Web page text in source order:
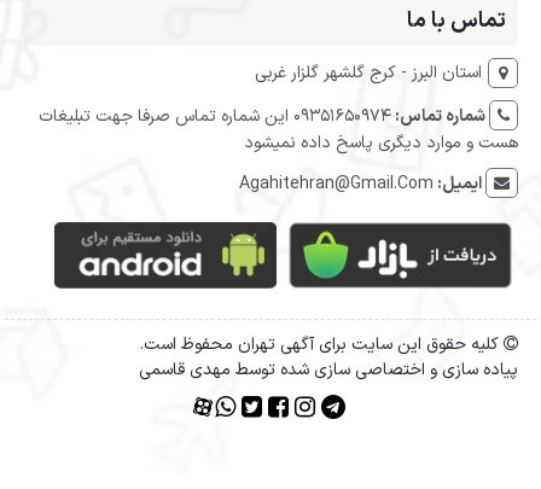
تماس با ما
استان البرز - کرج گلشهر گلزار غربی
شماره تماس:
09351650974 این شماره تماس صرفا جهت تبلیغات
هست و موارد دیگری پاسخ داده نمیشود
ایمیل: Agahitehran@Gmail.Com
کلیه حقوق این سایت برای آگهی تهران محفوظ است.
پیاده سازی و اختصاصی سازی شده توسط مهدی قاسمی